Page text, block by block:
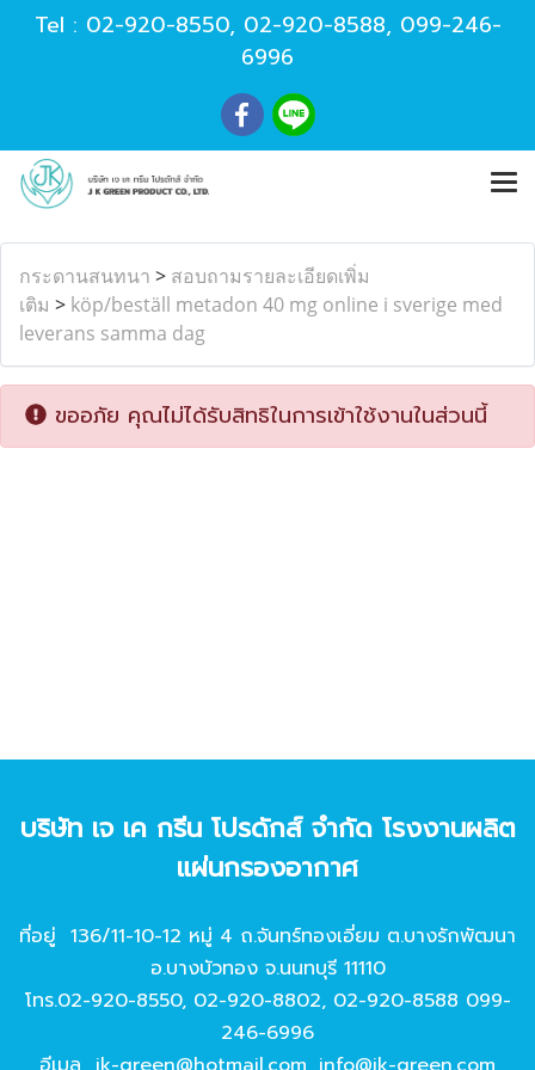
Tel : 02-920-8550, 02-920-8588, 099-246-
6996
กระดานสนทนา > สอบถามรายละเอียดเพิ่ม
เติม > köp/beställ metadon 40 mg online i sverige med
leverans samma dag
ขออภัย คุณไม่ได้รับสิทธิในการเข้าใช้งานในส่วนนี้
บริษัท เจ เค กรีน โปรดักส์ จํากัด โรงงานผลิต
แผ่นกรองอากาศ
ที่อยู่ 136/11-10-12 หมู่ 4 ถ.จันทร์ทองเอี่ยม ต.บางรักพัฒนา
อ.บางบัวทอง จ.นนทบุรี 11110
โทร.02-920-8550, 02-920-8802, 02-920-8588 099-
246-6996